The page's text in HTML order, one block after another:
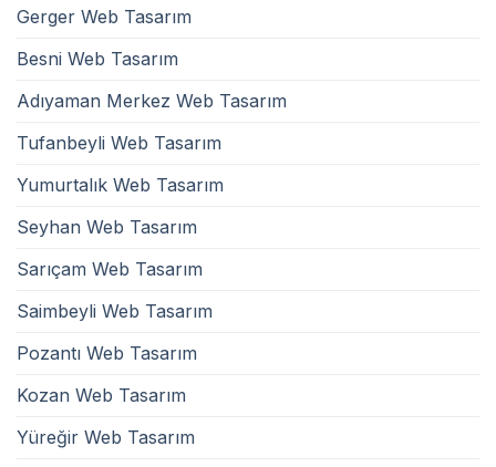
Gerger Web Tasarım
Besni Web Tasarım
Adıyaman Merkez Web Tasarım
Tufanbeyli Web Tasarım
Yumurtalık Web Tasarım
Seyhan Web Tasarım
Sarıçam Web Tasarım
Saimbeyli Web Tasarım
Pozantı Web Tasarım
Kozan Web Tasarım
Yüreğir Web Tasarım